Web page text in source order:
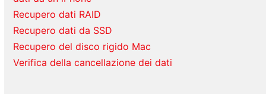
Recupero dati RAID
Recupero dati da SSD
Recupero del disco rigido Mac
Verifica della cancellazione dei dati